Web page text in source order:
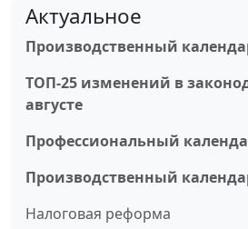
Актуальное
Производственный
ТОП-25 изменений в
августе
Профессиональный
Производственный
Налоговая реформа